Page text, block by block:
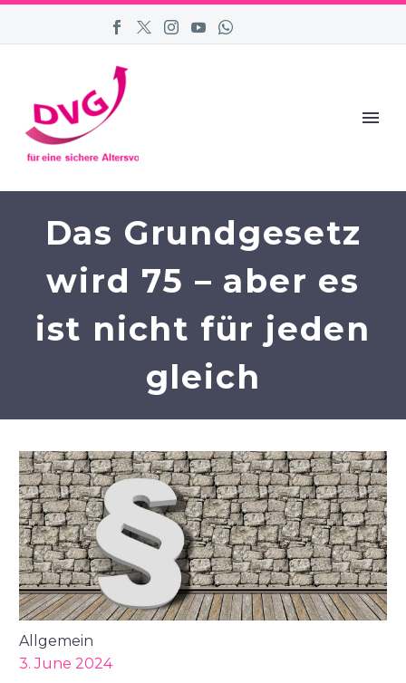
Das Grundgesetz
wird 75 – aber es
ist nicht für jeden
gleich
Allgemein
3. June 2024